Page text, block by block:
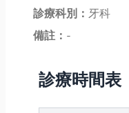
診療科別： 牙科
備註： -
診療時間表